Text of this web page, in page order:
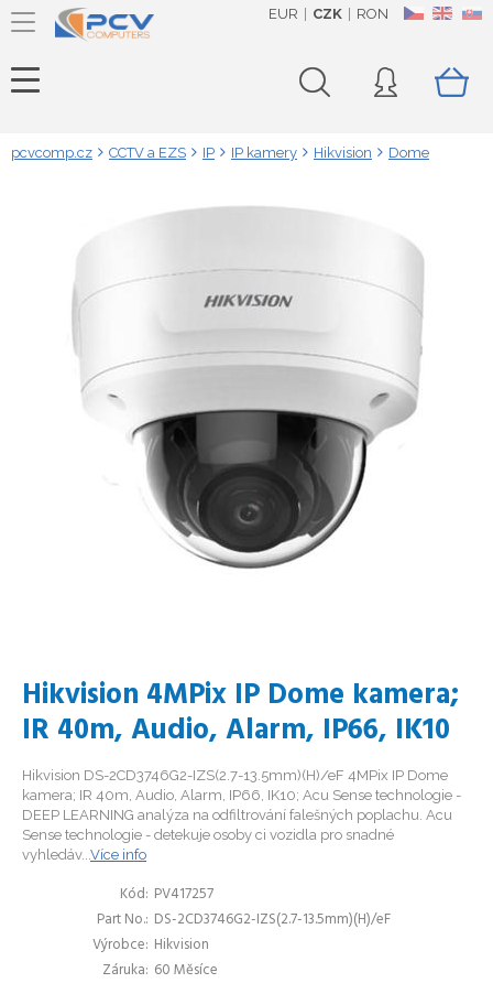
CZ EN SK
EUR CZK RON
pcvcomp.cz CCTV a EZS IP IP kamery Hikvision Dome
Hikvision 4MPix IP Dome kamera;
IR 40m, Audio, Alarm, IP66, IK10
Hikvision DS-2CD3746G2-IZS(2.7-13.5mm)(H)/eF 4MPix IP Dome
kamera; IR 40m, Audio, Alarm, IP66, IK10; Acu Sense technologie -
DEEP LEARNING analýza na odfiltrování falešných poplachu. Acu
Sense technologie - detekuje osoby ci vozidla pro snadné
vyhledáv...Více info
Kód PV417257
Part No. DS-2CD3746G2-IZS(2.7-13.5mm)(H)/eF
Výrobce Hikvision
Záruka 60 Měsíce